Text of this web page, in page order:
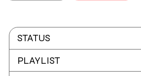
STATUS
PLAYLIST